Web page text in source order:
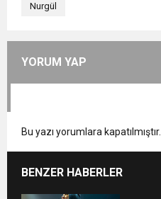
Nurgül
YORUM YAP
Bu yazı yorumlara kapatılmıştır.
BENZER HABERLER